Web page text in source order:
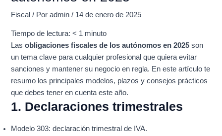
Fiscal / Poradmin/ 14 de enero de 2025
Tiempo de lectura: < 1 minuto
Lasobligaciones fiscales de los autónomos en 2025 son
un tema clave para cualquier profesional que quiera evitar
sanciones y mantener su negocio en regla. En este artículo te
resumo los principales modelos, plazos y consejos prácticos
que debes tener en cuenta este año.
1. Declaraciones trimestrales
Modelo 303: declaración trimestral de IVA.